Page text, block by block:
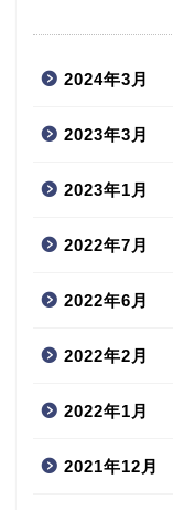
2024年3月
2023年3月
2023年1月
2022年7月
2022年6月
2022年2月
2022年1月
2021年12月